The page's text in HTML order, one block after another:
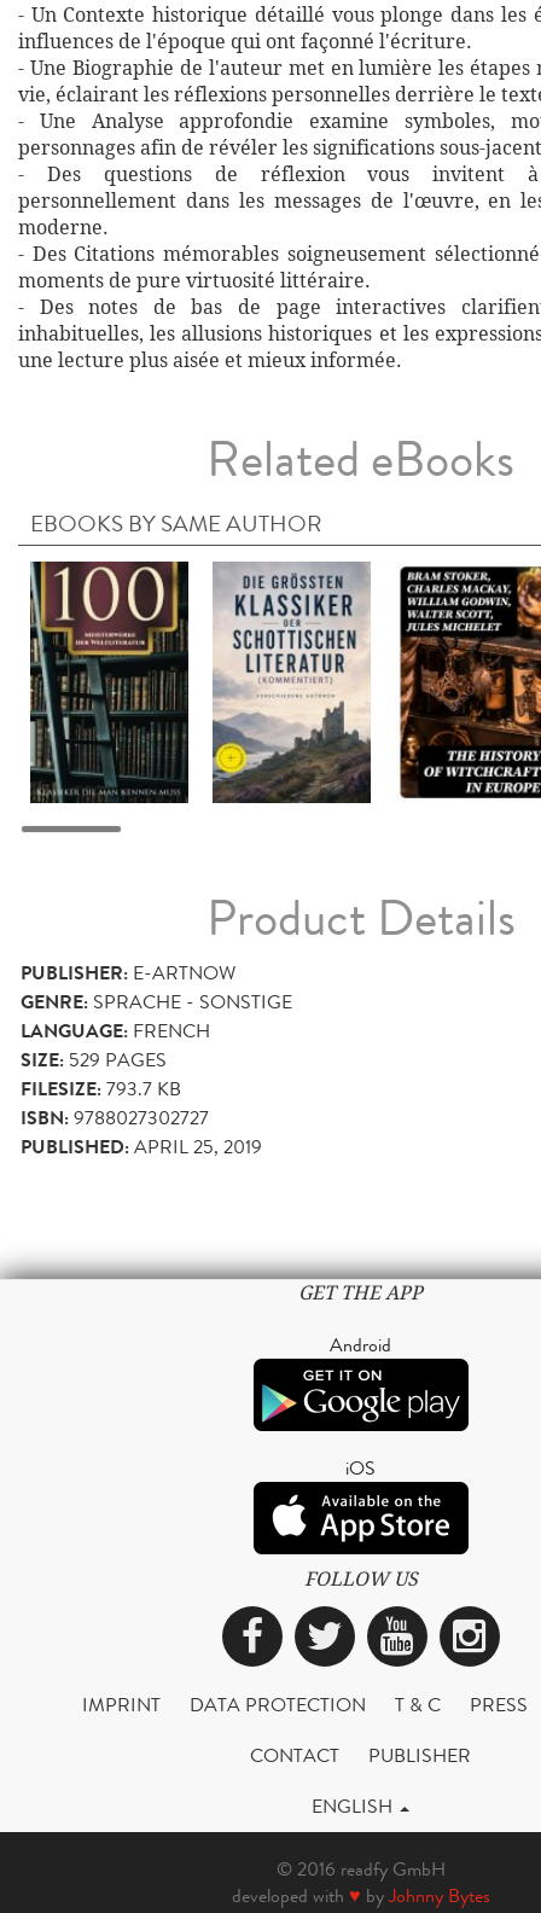
- Un Contexte historique détaillé vous plonge dans les
influences de l'époque qui ont façonné l'écriture.
- Une Biographie de l'auteur met en lumière les étapes
vie, éclairant les réflexions personnelles derrière le
- Une Analyse approfondie examine symboles,
personnages afin de révéler les significations sous-
- Des questions de réflexion vous invitent à
personnellement dans les messages de l'œuvre, en
moderne.
- Des Citations mémorables soigneusement
moments de pure virtuosité littéraire.
- Des notes de bas de page interactives
inhabituelles, les allusions historiques et les
une lecture plus aisée et mieux informée.
Related eBooks
EBOOKS BY SAME AUTHOR
Product Details
PUBLISHER: E-ARTNOW
GENRE: SPRACHE - SONSTIGE
LANGUAGE: FRENCH
SIZE: 529 PAGES
FILESIZE:793.7 KB
ISBN:9788027302727
PUBLISHED:APRIL 25, 2019
GET THE APP
Android
iOS
FOLLOW US
Facebook
Twitter
IMPRINT DATA PROTECTION T & C
PRESS
CONTACT
PUBLISHER
ENGLISH
© 2016 readfy GmbH
developed with ♥ byJohnny Bytes